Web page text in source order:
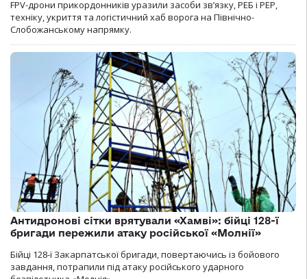
FPV-дрони прикордонників уразили засоби зв’язку, РЕБ і РЕР,
техніку, укриття та логістичний хаб ворога на Північно-
Слобожанському напрямку.
Антидронові сітки врятували «Хамві»: бійці 128-ї
бригади пережили атаку російської «Молнії»
Бійці 128-ї Закарпатської бригади, повертаючись із бойового
завдання, потрапили під атаку російського ударного